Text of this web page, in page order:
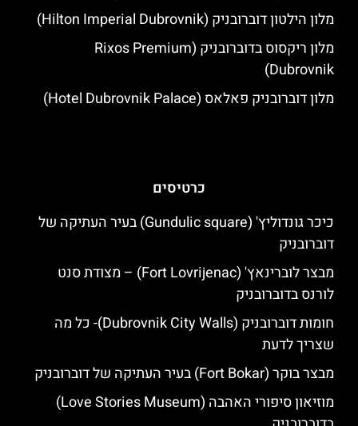
מלון הילטון דוברובניק (Hilton Imperial Dubrovnik)
מלון ריקסוס בדוברובניק (Rixos Premium
Dubrovnik)
מלון דוברובניק פאלאס (Hotel Dubrovnik Palace)
כרטיסים
כיכר גונדוליץ' (Gundulic square) בעיר העתיקה של
דוברובניק
מבצר לוברינאץ' (Fort Lovrijenac) – מצודת סנט
לורנס בדוברובניק
חומות דוברובניק (Dubrovnik City Walls)- כל מה
שצריך לדעת
מבצר בוקר (Fort Bokar) בעיר העתיקה של דוברובניק
מוזיאון סיפורי האהבה (Love Stories Museum)